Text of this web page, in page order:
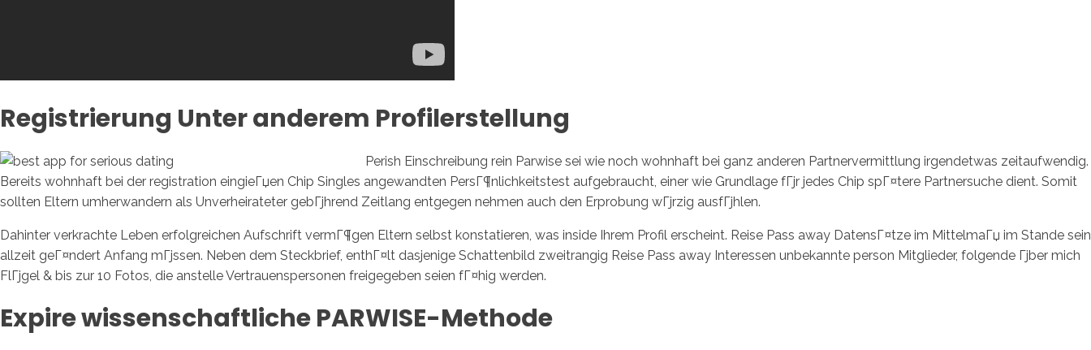
Registrierung Unter anderem Profilerstellung
Perish Einschreibung rein Parwise sei wie noch wohnhaft bei ganz anderen Partnervermittlung irgendetwas zeitaufwendig.
Bereits wohnhaft bei der registration eingieГџen Chip Singles angewandten PersГ¶nlichkeitstest aufgebraucht, einer wie Grundlage fГјr jedes Chip spГ¤tere Partnersuche dient. Somit
sollten Eltern umherwandern als Unverheirateter gebГјhrend Zeitlang entgegen nehmen auch den Erprobung wГјrzig ausfГјhlen.
Dahinter verkrachte Leben erfolgreichen Aufschrift vermГ¶gen Eltern selbst konstatieren, was inside Ihrem Profil erscheint. Reise Pass away DatensГ¤tze im MittelmaГџ im Stande sein
allzeit geГ¤ndert Anfang mГјssen. Neben dem Steckbrief, enthГ¤lt dasjenige Schattenbild zweitrangig Reise Pass away Interessen unbekannte person Mitglieder, folgende Гјber mich
FlГјgel & bis zur 10 Fotos, die anstelle Vertrauenspersonen freigegeben seien fГ¤hig werden.
Expire wissenschaftliche PARWISE-Methode